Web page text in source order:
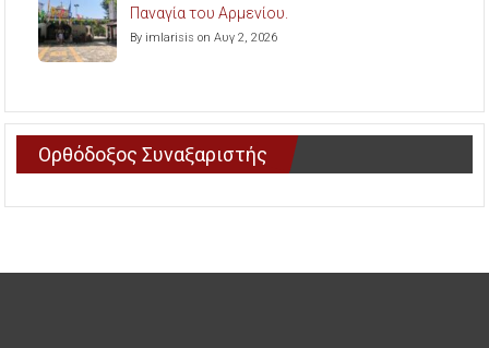
Παναγία του Αρμενίου.
By imlarisis on Αυγ 2, 2026
Ορθόδοξος Συναξαριστής